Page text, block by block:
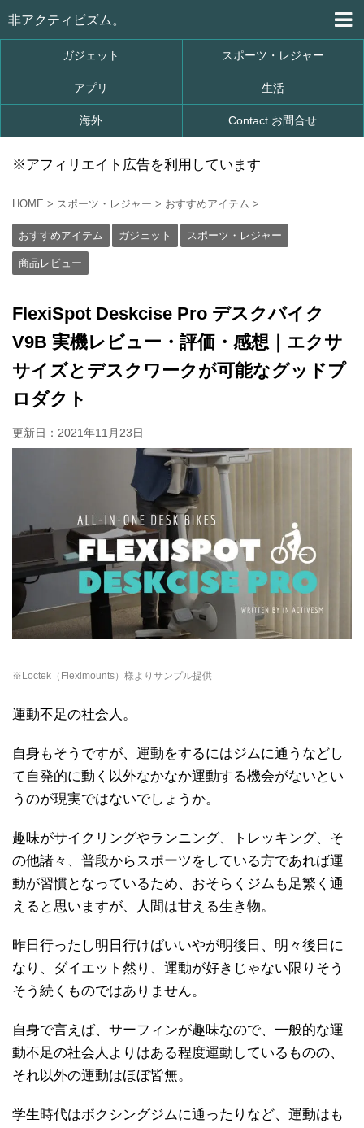
非アクティビズム。
ガジェット スポーツ・レジャー
アプリ 生活
海外 Contact お問合せ
※アフィリエイト広告を利用しています
HOME > スポーツ・レジャー > おすすめアイテム >
おすすめアイテム ガジェット スポーツ・レジャー
商品レビュー
FlexiSpot Deskcise Pro デスクバイク
V9B 実機レビュー・評価・感想｜エクサ
サイズとデスクワークが可能なグッドプ
ロダクト
更新日： 2021年11月23日
※Loctek（Fleximounts）様よりサンプル提供
運動不足の社会人。
自身もそうですが、運動をするにはジムに通うなどし
て自発的に動く以外なかなか運動する機会がないとい
うのが現実ではないでしょうか。
趣味がサイクリングやランニング、トレッキング、そ
の他諸々、普段からスポーツをしている方であれば運
動が習慣となっているため、おそらくジムも足繁く通
えると思いますが、人間は甘える生き物。
昨日行ったし明日行けばいいやが明後日、明々後日に
なり、ダイエット然り、運動が好きじゃない限りそう
そう続くものではありません。
自身で言えば、サーフィンが趣味なので、一般的な運
動不足の社会人よりはある程度運動しているものの、
それ以外の運動はほぼ皆無。
学生時代はボクシングジムに通ったりなど、運動はも